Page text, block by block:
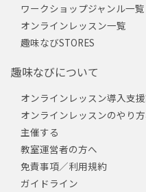
ワークショップジャンル一覧
オンラインレッスン一覧
趣味なびSTORES
趣味なびについて
オンラインレッスン導入支
オンラインレッスンのやり
主催する
教室運営者の方へ
免責事項／利用規約
ガイドライン